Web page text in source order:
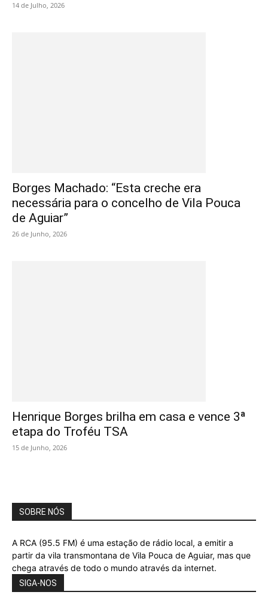
14 de Julho, 2026
Borges Machado: “Esta creche era
necessária para o concelho de Vila Pouca
de Aguiar”
26 de Junho, 2026
Henrique Borges brilha em casa e vence 3ª
etapa do Troféu TSA
15 de Junho, 2026
SOBRE NÓS
A RCA (95.5 FM) é uma estação de rádio local, a emitir a
partir da vila transmontana de Vila Pouca de Aguiar, mas que
chega através de todo o mundo através da internet.
SIGA-NOS